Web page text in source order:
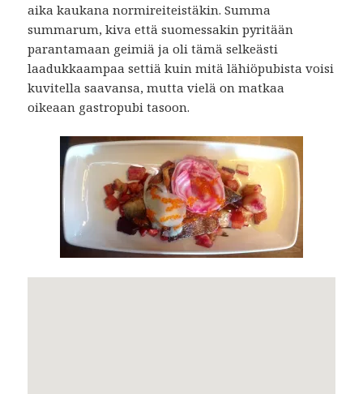
aika kaukana normireiteistäkin. Summa
summarum, kiva että suomessakin pyritään
parantamaan geimiä ja oli tämä selkeästi
laadukkaampaa settiä kuin mitä lähiöpubista voisi
kuvitella saavansa, mutta vielä on matkaa
oikeaan gastropubi tasoon.